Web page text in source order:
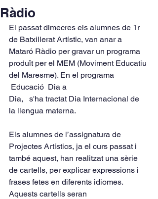
Ràdio
El passat dimecres els alumnes de 1r
de Batxillerat Artístic, van anar a
Mataró Ràdio per gravar un programa
produït per el MEM (Moviment Educatiu
del Maresme). En el programa
Educació  Dia a
Dia,   s'ha tractat Dia Internacional de
la llengua materna.
Els alumnes de l’assignatura de
Projectes Artístics, ja el curs passat i
també aquest, han realitzat una sèrie
de cartells, per explicar expressions i
frases fetes en diferents idiomes.
Aquests cartells seran